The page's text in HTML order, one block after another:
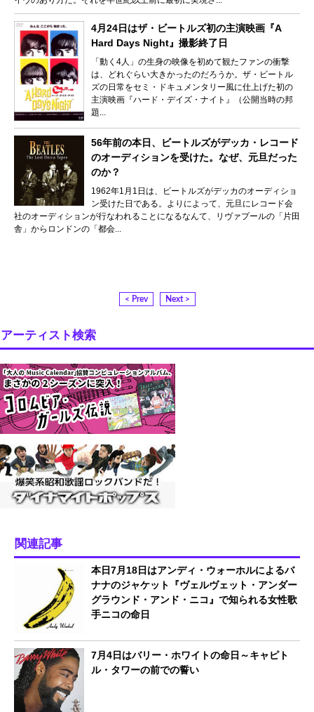
4月24日はザ・ビートルズ初の主演映画『A
Hard Days Night』撮影終了日
「動く4人」の生身の映像を初めて観たファンの衝撃
は、どれぐらい大きかったのだろうか。ザ・ビートル
ズの日常をセミ・ドキュメンタリー風に仕上げた初の
主演映画『ハード・デイズ・ナイト』（公開当時の邦
題...
56年前の本日、ビートルズがデッカ・レコード
のオーディションを受けた。なぜ、元旦だった
のか？
1962年1月1日は、ビートルズがデッカのオーディショ
ン受けた日である。よりによって、元旦にレコード会
社のオーディションが行なわれることになるなんて、リヴァプールの「片田
舎」からロンドンの「都会...
< Prev Next >
アーティスト検索
関連記事
本日7月18日はアンディ・ウォーホルによるバ
ナナのジャケット『ヴェルヴェット・アンダー
グラウンド・アンド・ニコ』で知られる女性歌
手ニコの命日
7月4日はバリー・ホワイトの命日～キャピト
ル・タワーの前での誓い